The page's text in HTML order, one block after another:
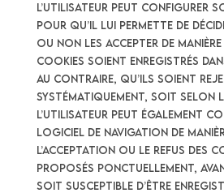
l’Utilisateur peut configurer
pour qu’il lui permette de
ou non les accepter de manière
Cookies soient enregistrés
au contraire, qu’ils soient
systématiquement, soit selon
L’Utilisateur peut également
logiciel de navigation de
l’acceptation ou le refus des
proposés ponctuellement,
soit susceptible d’être